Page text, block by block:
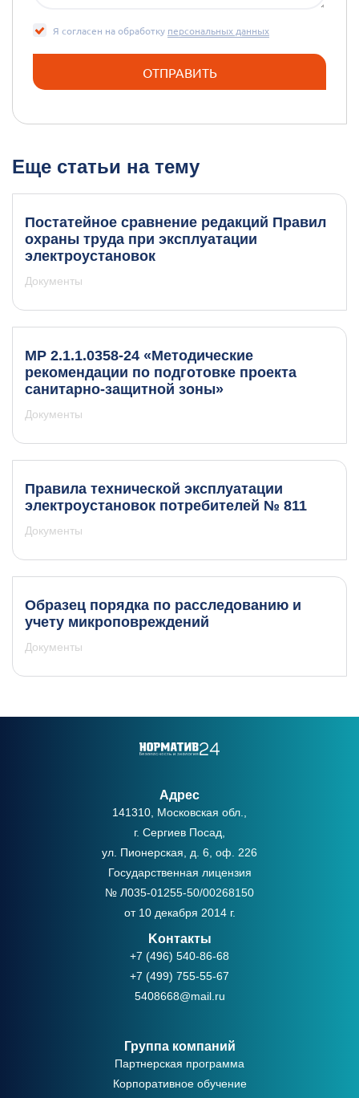
Я согласен на обработку персональных данных
Еще статьи на тему
Постатейное сравнение редакций Правил
охраны труда при эксплуатации
электроустановок
Документы
МР 2.1.1.0358-24 «Методические
рекомендации по подготовке проекта
санитарно-защитной зоны»
Документы
Правила технической эксплуатации
электроустановок потребителей № 811
Документы
Образец порядка по расследованию и
учету микроповреждений
Документы
Адрес
141310, Московская обл.,
г. Сергиев Посад,
ул. Пионерская, д. 6, оф. 226
Государственная лицензия
№ Л035-01255-50/00268150
от 10 декабря 2014 г.
Kонтакты
+7 (496) 540-86-68
+7 (499) 755-55-67
5408668@mail.ru
Группа компаний
Партнерская программа
Корпоративное обучение